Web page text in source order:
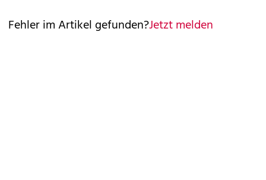
Fehler im Artikel gefunden?Jetzt melden